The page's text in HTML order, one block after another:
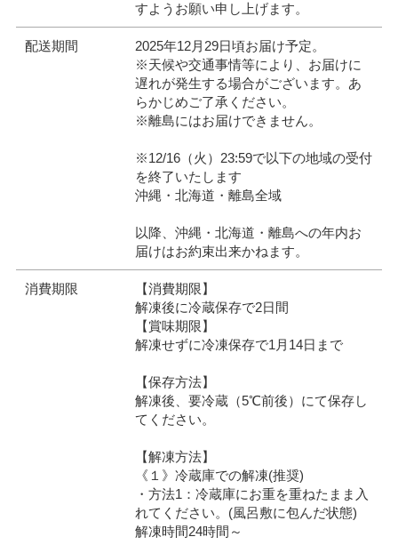
すようお願い申し上げます。
配送期間
2025年12月29日頃お届け予定。
※天候や交通事情等により、お届けに
遅れが発生する場合がございます。あ
らかじめご了承ください。
※離島にはお届けできません。
※12/16（火）23:59で以下の地域の受付
を終了いたします
沖縄・北海道・離島全域
以降、沖縄・北海道・離島への年内お
届けはお約束出来かねます。
消費期限
【消費期限】
解凍後に冷蔵保存で2日間
【賞味期限】
解凍せずに冷凍保存で1月14日まで
【保存方法】
解凍後、要冷蔵（5℃前後）にて保存し
てください。
【解凍方法】
《１》冷蔵庫での解凍(推奨)
・方法1：冷蔵庫にお重を重ねたまま入
れてください。(風呂敷に包んだ状態)
解凍時間24時間～